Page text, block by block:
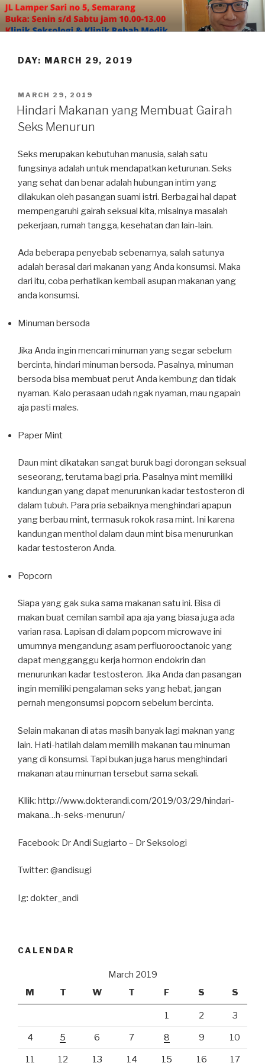
Skip
to
content
DAY: MARCH 29, 2019
POSTED
ON
MARCH 29, 2019
Hindari Makanan yang Membuat Gairah
Seks Menurun
Seks merupakan kebutuhan manusia, salah satu
fungsinya adalah untuk mendapatkan keturunan. Seks
yang sehat dan benar adalah hubungan intim yang
dilakukan oleh pasangan suami istri. Berbagai hal dapat
mempengaruhi gairah seksual kita, misalnya masalah
pekerjaan, rumah tangga, kesehatan dan lain-lain.
Ada beberapa penyebab sebenarnya, salah satunya
adalah berasal dari makanan yang Anda konsumsi. Maka
dari itu, coba perhatikan kembali asupan makanan yang
anda konsumsi.
Minuman bersoda
Jika Anda ingin mencari minuman yang segar sebelum
bercinta, hindari minuman bersoda. Pasalnya, minuman
bersoda bisa membuat perut Anda kembung dan tidak
nyaman. Kalo perasaan udah ngak nyaman, mau ngapain
aja pasti males.
Paper Mint
Daun mint dikatakan sangat buruk bagi dorongan seksual
seseorang, terutama bagi pria. Pasalnya mint memiliki
kandungan yang dapat menurunkan kadar testosteron di
dalam tubuh. Para pria sebaiknya menghindari apapun
yang berbau mint, termasuk rokok rasa mint. Ini karena
kandungan menthol dalam daun mint bisa menurunkan
kadar testosteron Anda.
Popcorn
Siapa yang gak suka sama makanan satu ini. Bisa di
makan buat cemilan sambil apa aja yang biasa juga ada
varian rasa. Lapisan di dalam popcorn microwave ini
umumnya mengandung asam perfluorooctanoic yang
dapat mengganggu kerja hormon endokrin dan
menurunkan kadar testosteron. Jika Anda dan pasangan
ingin memiliki pengalaman seks yang hebat, jangan
pernah mengonsumsi popcorn sebelum bercinta.
Selain makanan di atas masih banyak lagi maknan yang
lain. Hati-hatilah dalam memilih makanan tau minuman
yang di konsumsi. Tapi bukan juga harus menghindari
makanan atau minuman tersebut sama sekali.
Kllik: http://www.dokterandi.com/2019/03/29/hindari-
makana…h-seks-menurun/
Facebook: Dr Andi Sugiarto – Dr Seksologi
Twitter: @andisugi
Ig: dokter_andi
CALENDAR
March 2019
M
T W T F S S
1 2 3
4 5 6 7 8 9 10
11 12 13 14 15 16 17